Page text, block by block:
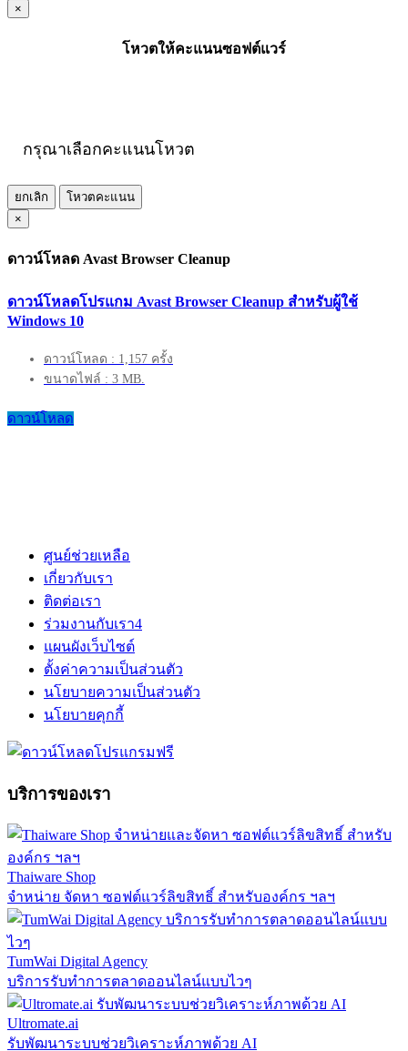
×
โหวตให้คะแนนซอฟต์แวร์
กรุณาเลือกคะแนนโหวต
ยกเลิก
โหวตคะแนน
×
ดาวน์โหลด Avast Browser Cleanup
ดาวน์โหลดโปรแกม Avast Browser Cleanup สำหรับผู้ใช้
Windows 10
ดาวน์โหลด : 1,157 ครั้ง
ขนาดไฟล์ : 3 MB.
ดาวน์โหลด
ศูนย์ช่วยเหลือ
เกี่ยวกับเรา
ติดต่อเรา
ร่วมงานกับเรา4
แผนผังเว็บไซต์
ตั้งค่าความเป็นส่วนตัว
นโยบายความเป็นส่วนตัว
นโยบายคุกกี้
บริการของเรา
Thaiware Shop
จำหน่าย จัดหา ซอฟต์แวร์ลิขสิทธิ์ สำหรับองค์กร ฯลฯ
TumWai Digital Agency
บริการรับทำการตลาดออนไลน์แบบไวๆ
Ultromate.ai
รับพัฒนาระบบช่วยวิเคราะห์ภาพด้วย AI